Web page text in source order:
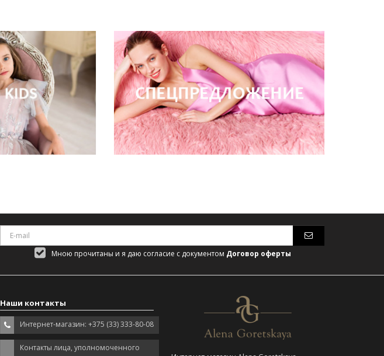
Мною прочитаны и я даю согласие с документом Договор оферты
Наши контакты
Интернет-магазин: +375 (33) 333-80-08
Контакты лица, уполномоченного